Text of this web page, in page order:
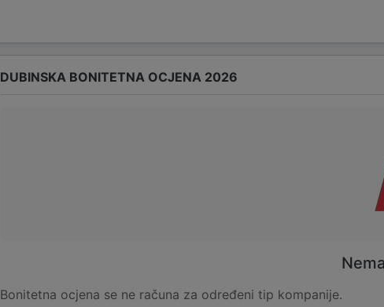
DUBINSKA BONITETNA OCJENA 2026
Bonitetna ocjena se ne računa za određeni tip kompanije.